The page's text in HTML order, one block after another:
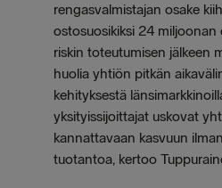
rengasvalmistajan osake
ostosuosikiksi 24
riskin toteutumisen jälkeen
huolia yhtiön pitkän
kehityksestä
yksityissijoittajat uskovat
kannattavaan kasvuun
tuotantoa, kertoo